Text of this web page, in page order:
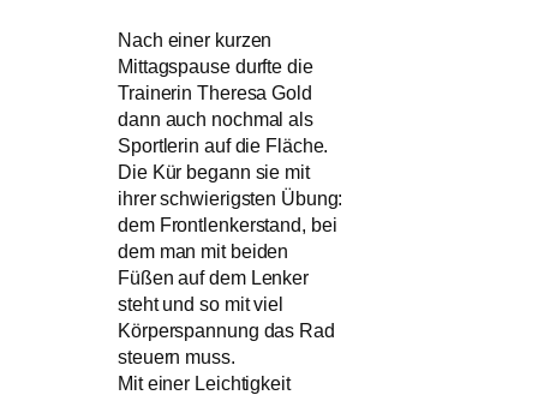
Nach einer kurzen
Mittagspause durfte die
Trainerin Theresa Gold
dann auch nochmal als
Sportlerin auf die Fläche.
Die Kür begann sie mit
ihrer schwierigsten Übung:
dem Frontlenkerstand, bei
dem man mit beiden
Füßen auf dem Lenker
steht und so mit viel
Körperspannung das Rad
steuern muss.
Mit einer Leichtigkeit